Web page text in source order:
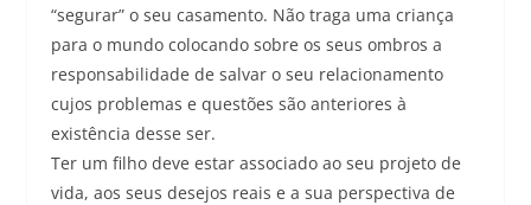
“segurar” o seu casamento. Não traga uma criança
para o mundo colocando sobre os seus ombros a
responsabilidade de salvar o seu relacionamento
cujos problemas e questões são anteriores à
existência desse ser.
Ter um filho deve estar associado ao seu projeto de
vida, aos seus desejos reais e a sua perspectiva de